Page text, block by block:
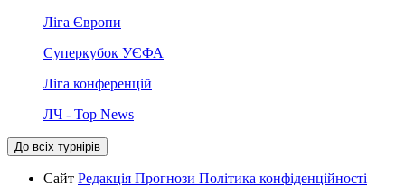
Ліга Європи
Суперкубок УЄФА
Ліга конференцій
ЛЧ - Top News
До всіх турнірів
Сайт Редакція Прогнози Політика конфіденційності